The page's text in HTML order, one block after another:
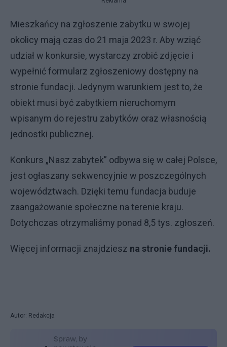
Mieszkańcy na zgłoszenie zabytku w swojej
okolicy mają czas do 21 maja 2023 r. Aby wziąć
udział w konkursie, wystarczy zrobić zdjęcie i
wypełnić formularz zgłoszeniowy dostępny na
stronie fundacji. Jedynym warunkiem jest to, że
obiekt musi być zabytkiem nieruchomym
wpisanym do rejestru zabytków oraz własnością
jednostki publicznej.
Konkurs „Nasz zabytek” odbywa się w całej Polsce,
jest ogłaszany sekwencyjnie w poszczególnych
województwach. Dzięki temu fundacja buduje
zaangażowanie społeczne na terenie kraju.
Dotychczas otrzymaliśmy ponad 8,5 tys. zgłoszeń.
Więcej informacji znajdziesz na stronie fundacji.
Autor: Redakcja